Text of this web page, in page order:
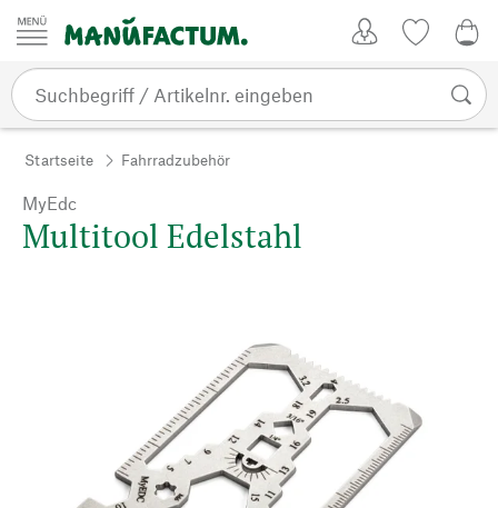
Zum Inhalt springen
Startseite Fahrradzubehör
MyEdc
Multitool Edelstahl